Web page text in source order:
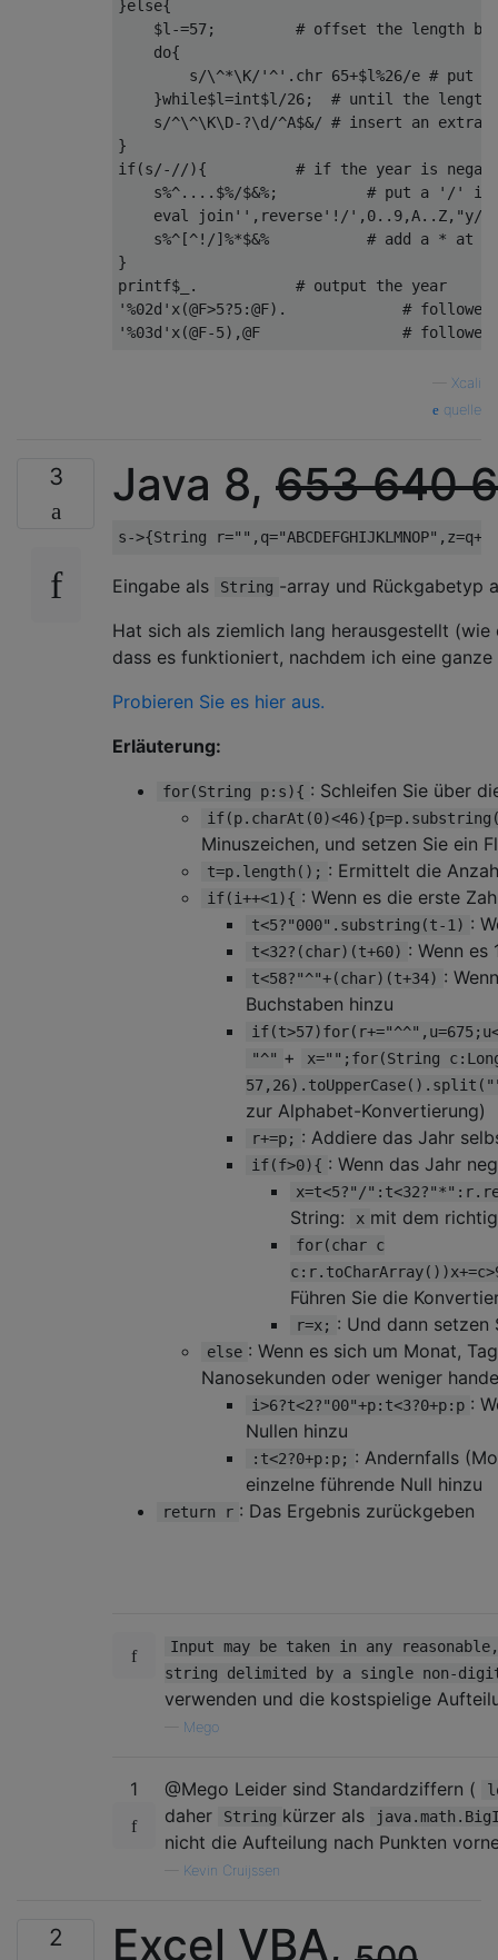
}else{
    $l
-=57;
# offset the length by
do{
        s
/\^*\K/ '^' . chr 65+$l%26/e # put a
}while$l=int$l /26;
# until the length
    s
/^\^\K\D-?\d /^A$&/ # insert an extra
}
if(s/-//){          # if the year is
    s%^....$%/
$&%;
# put a '/' in
eval
join '' , reverse'!/' , 0. . 9,A.. Z, "y/
    s
%^[^!/]%*$&%
# add a * at
}
printf$_
.
# output the year
'%02d' x(@F>5?5:@F).
# followed
'%03d' x(@F-5),@F #
Xcali
quelle
3 Java 8, 653640
s->{String r="" , q="ABCDEFGHIJKLMNOP" , z=q+
Eingabe als String -array und Rückgabetyp
Hat sich als ziemlich lang herausgestellt
dass es funktioniert, nachdem ich eine
Probieren Sie es hier aus.
Erläuterung:
for(String p:s){ : Schleifen Sie über
Minuszeichen, und setzen Sie ein
t=p.length(); : Ermittelt die
if(i++<1){ : Wenn es die erste
t<5?"000".substring(t-1) :
t<32?(char)(t+60) : Wenn
t<58?"^"+(char)(t+34) :
Buchstaben hinzu
"^" +
x="";for(String
zur Alphabet-Konvertierung)
r+=p; : Addiere das Jahr
if(f>0){ : Wenn das Jahr
x=t<5?"/
String: x mit dem
for(char c
Führen Sie die
r=x; : Und dann
else : Wenn es sich um Monat,
Nanosekunden oder weniger
i>6?t<2?"00"+p:t<3?0+p:p :
Nullen hinzu
:t<2?0+p:p; : Andernfalls
einzelne führende Null hinzu
return r : Das Ergebnis zurückgeben
Input may be taken in any
string delimited by a single non-
verwenden und die kostspielige
Mego
1 @Mego Leider sind Standardziffern (
daher String kürzer als
nicht die Aufteilung nach Punkten
Kevin Cruijssen
2 Excel VBA,